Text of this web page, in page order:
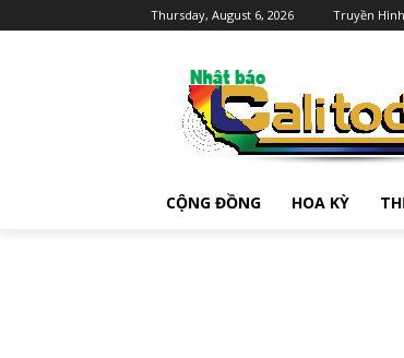
Thursday, August 6, 2026 Truyền
CỘNG ĐỒNG HOA KỲ